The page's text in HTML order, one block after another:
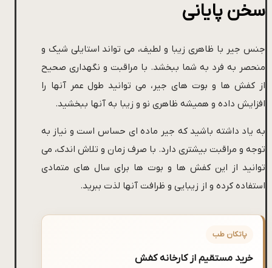
سخن پایانی
جنس جیر با ظاهری زیبا و لطیف، می تواند استایلی شیک و
منحصر به فرد به شما ببخشد. با مراقبت و نگهداری صحیح
از کفش ها و بوت های جیر، می توانید طول عمر آنها را
افزایش داده و همیشه ظاهری نو و زیبا به آنها ببخشید.
به یاد داشته باشید که جیر ماده ای حساس است و نیاز به
توجه و مراقبت بیشتری دارد. با صرف زمان و تلاش اندک، می
توانید از این کفش ها و بوت ها برای سال های متمادی
استفاده کرده و از زیبایی و ظرافت آنها لذت ببرید.
پاتکان طب
خرید مستقیم از کارخانه کفش